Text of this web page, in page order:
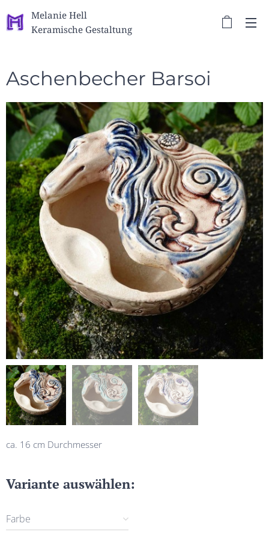
Melanie Hell
Keramische Gestaltung
Aschenbecher Barsoi
ca. 16 cm Durchmesser
Variante auswählen:
Farbe